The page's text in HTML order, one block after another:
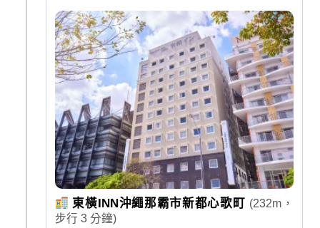
東橫INN沖繩那霸市新都心歌町 (232m，
步行 3 分鐘)